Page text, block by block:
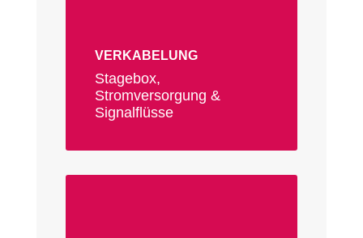
VERKABELUNG
Stagebox,
Stromversorgung &
Signalflüsse